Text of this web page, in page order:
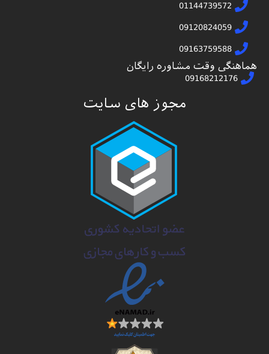
01144739572
09120824059
09163759588
هماهنگی وقت مشاوره رایگان
09168212176
مجوز های سایت